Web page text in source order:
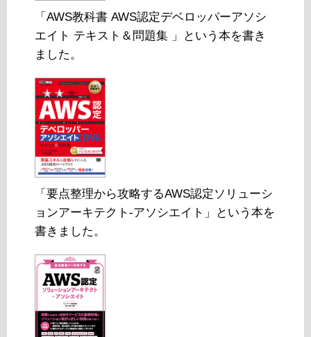
「AWS教科書 AWS認定デベロッパーアソシ
エイト テキスト＆問題集 」という本を書き
ました。
「要点整理から攻略するAWS認定ソリューシ
ョンアーキテクト-アソシエイト」という本を
書きました。